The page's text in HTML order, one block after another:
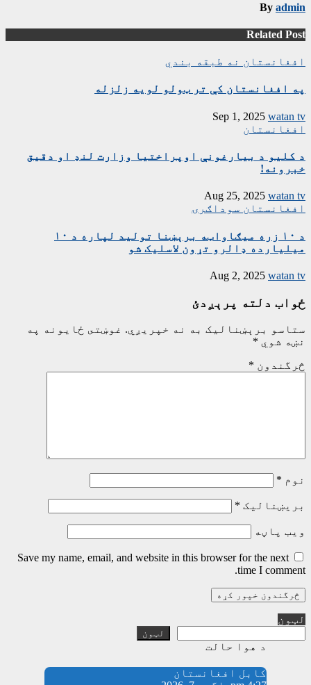
By admin
Related Post
افغانستان نه طبقه بندي
په افغانستان کې تر ټولو لویه زلزله
Sep 1, 2025 watan tv
افغانستان
د کلیو د بیارغونې اوپراختیا وزارت لنډ او دقیق
خبرونه!
Aug 25, 2025 watan tv
افغانستان سوداګرۍ
د ۱۰ زره میګاواټه برېښنا تولید لپاره د ۱۰
میلیارده ډالرو تړون لاسلیک شو
Aug 2, 2025 watan tv
ځواب دلته پرېږدئ
ستاسو برېښناليک به نه خپريږي. غوښتى ځایونه په
نښه شوي *
څرگندون *
نوم *
بریښنالیک *
ویب پاڼه
Save my name, email, and website in this browser for the next
time I comment.
لټون
لټون
د هوا حالت
کابل افغانستان